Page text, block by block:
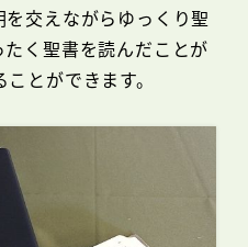
交えながらゆっくり聖
く聖書を読んだことが
とができます。